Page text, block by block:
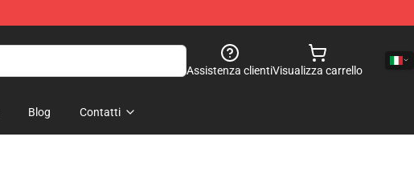
Assistenza clientiVisualizza carrello
Blog Contatti